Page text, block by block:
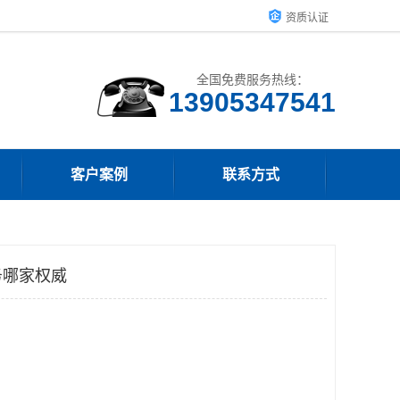
资质认证
全国免费服务热线：
13905347541
客户案例 联系方式
家权威